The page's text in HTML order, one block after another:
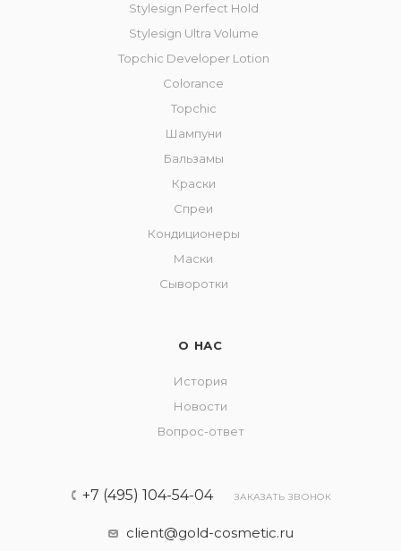
Stylesign Perfect Hold
Stylesign Ultra Volume
Topchic Developer Lotion
Colorance
Topchic
Шампуни
Бальзамы
Краски
Спреи
Кондиционеры
Маски
Сыворотки
О НАС
История
Новости
Вопрос-ответ
+7 (495) 104-54-04 ЗАКАЗАТЬ ЗВОНОК
client@gold-cosmetic.ru